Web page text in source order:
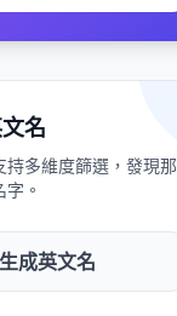
名
多維度篩選，發現那
。
成英文名